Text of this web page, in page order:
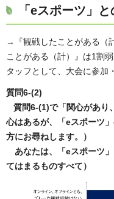
「eスポーツ」
→『観戦したことがある（
ことがある（計）』は1割
タッフとして、大会に参加
質問6-(2)
質問6-(1)で「関心があり
心はあるが、「eスポーツ
方にお尋ねします。）
あなたは、「eスポーツ
てはまるものすべて）